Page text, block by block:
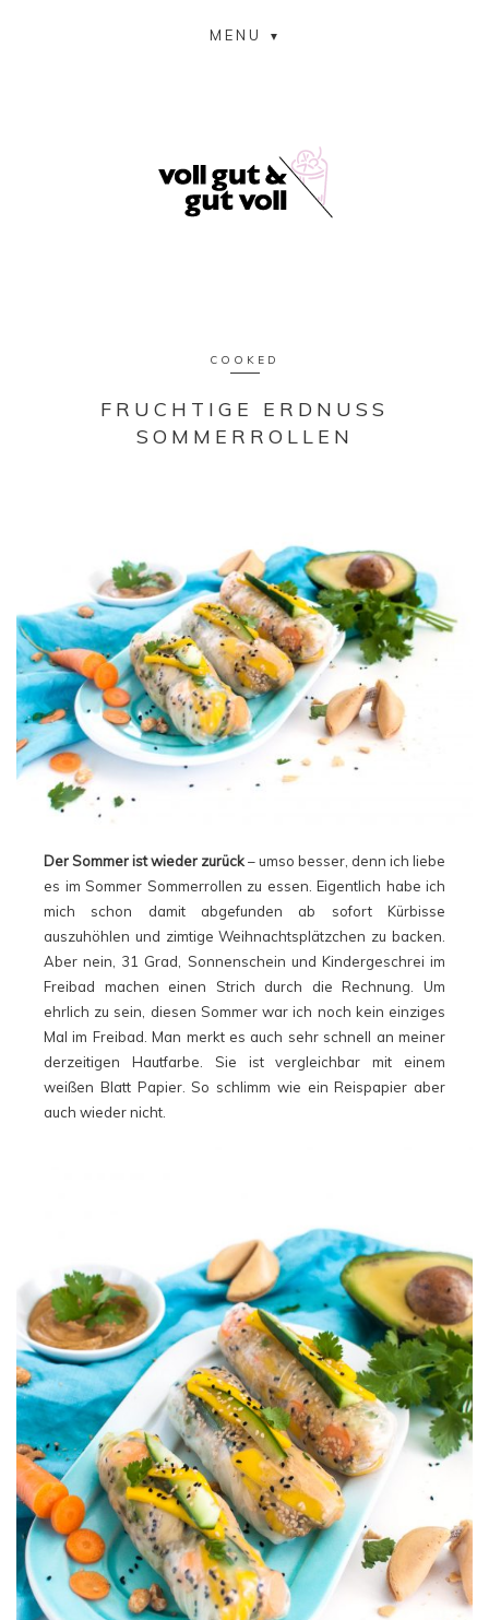
MENU
COOKED
FRUCHTIGE ERDNUSS
SOMMERROLLEN
Der Sommer ist wieder zurück– umso besser, denn ich liebe
es im Sommer Sommerrollen zu essen. Eigentlich habe ich
mich schon damit abgefunden ab sofort Kürbisse
auszuhöhlen und zimtige Weihnachtsplätzchen zu backen.
Aber nein, 31 Grad, Sonnenschein und Kindergeschrei im
Freibad machen einen Strich durch die Rechnung. Um
ehrlich zu sein, diesen Sommer war ich noch kein einziges
Mal im Freibad. Man merkt es auch sehr schnell an meiner
derzeitigen Hautfarbe. Sie ist vergleichbar mit einem
weißen Blatt Papier. So schlimm wie ein Reispapier aber
auch wieder nicht.